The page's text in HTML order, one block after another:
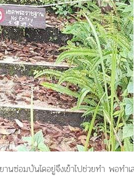
ซ่อมบันไดอยู่จึงเข้าไปช่วยทำ พอทำเส